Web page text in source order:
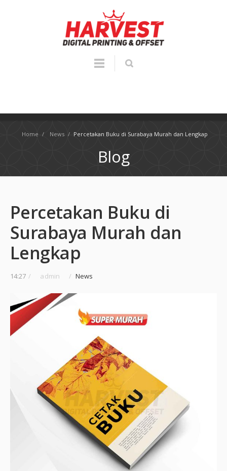
Home / News / Percetakan Buku di Surabaya Murah dan Lengkap
Blog
Percetakan Buku di
Surabaya Murah dan
Lengkap
14:27 / admin / News